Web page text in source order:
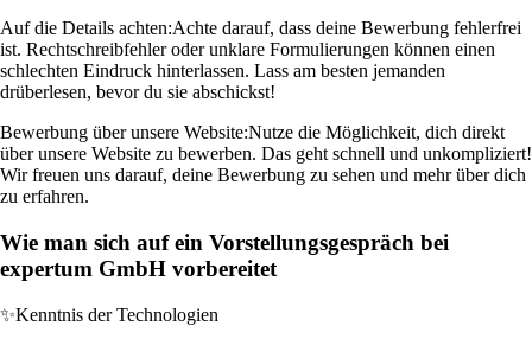
Auf die Details achten:Achte darauf, dass deine Bewerbung fehlerfrei
ist. Rechtschreibfehler oder unklare Formulierungen können einen
schlechten Eindruck hinterlassen. Lass am besten jemanden
drüberlesen, bevor du sie abschickst!
Bewerbung über unsere Website:Nutze die Möglichkeit, dich direkt
über unsere Website zu bewerben. Das geht schnell und unkompliziert!
Wir freuen uns darauf, deine Bewerbung zu sehen und mehr über dich
zu erfahren.
Wie man sich auf ein Vorstellungsgespräch bei
expertum GmbH vorbereitet
✨Kenntnis der Technologien